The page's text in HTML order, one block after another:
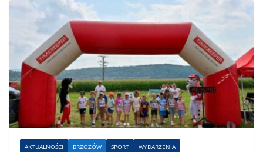
AKTUALNOŚCI BRZOZÓW SPORT WYDARZENIA